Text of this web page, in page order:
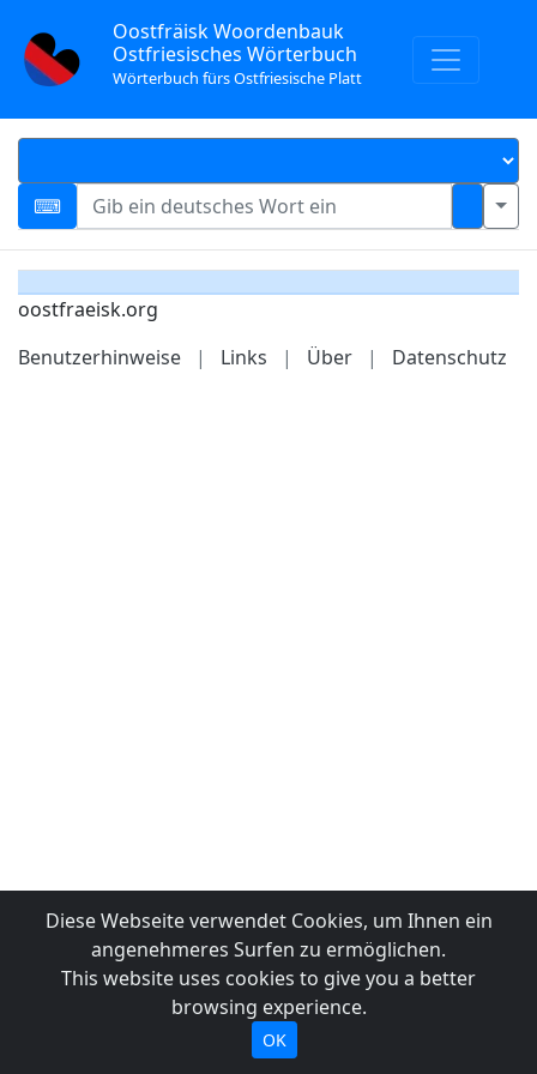
Oostfräisk Woordenbauk
Ostfriesisches Wörterbuch
Wörterbuch fürs Ostfriesische Platt
oostfraeisk.org
Benutzerhinweise
| Links | Über | Datenschutz
Diese Webseite verwendet Cookies, um Ihnen ein
angenehmeres Surfen zu ermöglichen.
This website uses cookies to give you a better
browsing experience.
OK